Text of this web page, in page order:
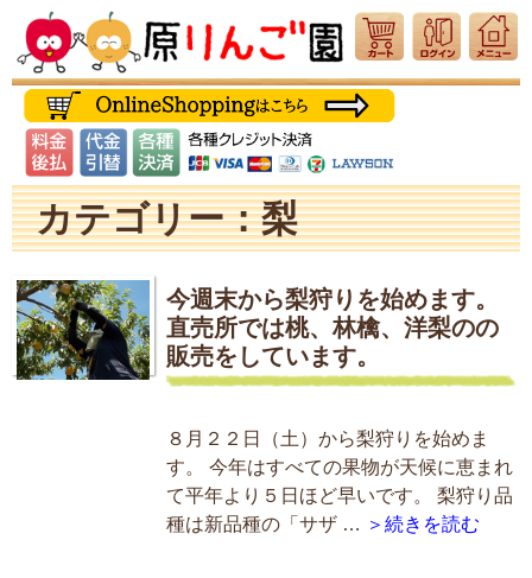
カテゴリー：梨
今週末から梨狩りを始めます。
直売所では桃、林檎、洋梨のの
販売をしています。
８月２２日（土）から梨狩りを始めま
す。 今年はすべての果物が天候に恵まれ
て平年より５日ほど早いです。 梨狩り品
種は新品種の「サザ … ＞続きを読む